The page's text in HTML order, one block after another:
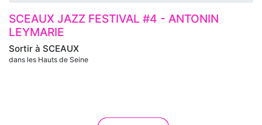
Sortir à SCEAUX
dans les Hauts de Seine
SCEAUX JAZZ FESTIVAL #4 - ANTONIN
LEYMARIE